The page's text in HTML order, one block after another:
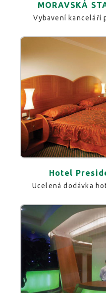
MORAVSKÁ
Vybavení kanceláří
Hotel
Ucelená dodávka